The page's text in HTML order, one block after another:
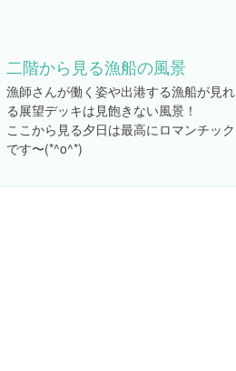
二階から見る漁船の風景
漁師さんが働く姿や出港する漁船が見れ
る展望デッキは見飽きない風景！
ここから見る夕日は最高にロマンチック
です〜(*^o^*)